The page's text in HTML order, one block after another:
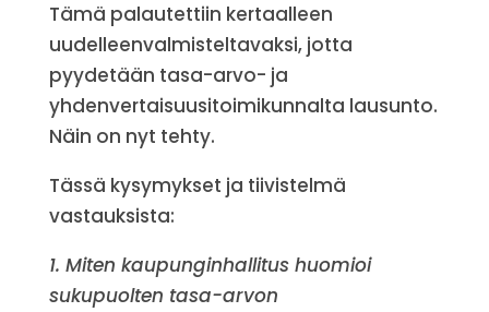
Tämä palautettiin kertaalleen
uudelleenvalmisteltavaksi, jotta
pyydetään tasa-arvo- ja
yhdenvertaisuusitoimikunnalta lausunto.
Näin on nyt tehty.
Tässä kysymykset ja tiivistelmä
vastauksista:
1. Miten kaupunginhallitus huomioi
sukupuolten tasa-arvon